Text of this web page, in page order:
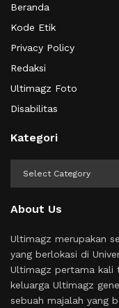
Beranda
Kode Etik
Privacy Policy
Redaksi
Ultimagz Foto
Disabilitas
Kategori
About Us
Ultimagz merupakan
yang berlokasi di
Ultimagz pertama kali
keluarga Ultimagz
sebuah majalah yang